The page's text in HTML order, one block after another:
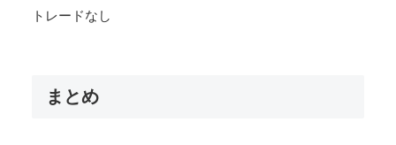
トレードなし
まとめ